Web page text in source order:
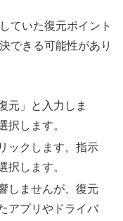
ていた復元ポイント
できる可能性があり
元」と入力しま
択します。
ックします。指示
択します。
しませんが、復元
アプリやドライバ